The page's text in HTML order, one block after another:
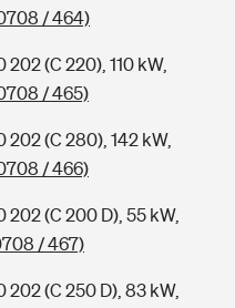
für deine Kids
/ 464)
(C 220), 110 kW,
/ 465)
(C 280), 142 kW,
/ 466)
(C 200 D), 55 kW,
/ 467)
(C 250 D), 83 kW,